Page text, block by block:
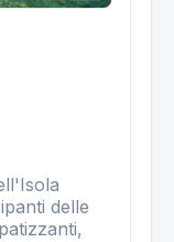
delle